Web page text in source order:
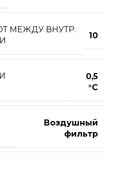
МЕЖДУ ВНУТР.
10
0,5
°С
Воздушный
фильтр